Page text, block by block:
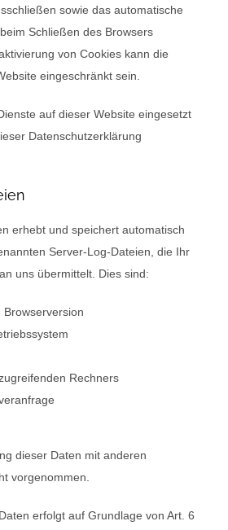
sowie das automatische
Schließen des Browsers
von Cookies kann die
eingeschränkt sein.
auf dieser Website eingesetzt
Datenschutzerklärung
erhebt und speichert automatisch
Server-Log-Dateien, die Ihr
uns übermittelt. Dies sind:
Browserversion
Rechners
dieser Daten mit anderen
vorgenommen.
erfolgt auf Grundlage von Art. 6